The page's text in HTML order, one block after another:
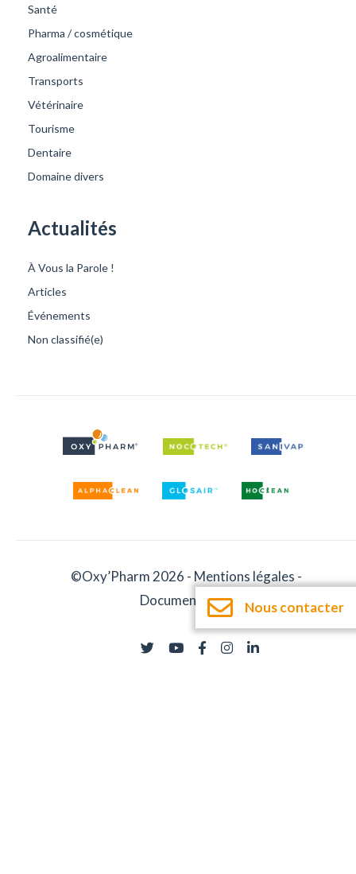
Santé
Pharma / cosmétique
Agroalimentaire
Transports
Vétérinaire
Tourisme
Dentaire
Domaine divers
Actualités
À Vous la Parole !
Articles
Événements
Non classifié(e)
©Oxy’Pharm 2026 - Mentions légales -
Documentation
Nous contacter